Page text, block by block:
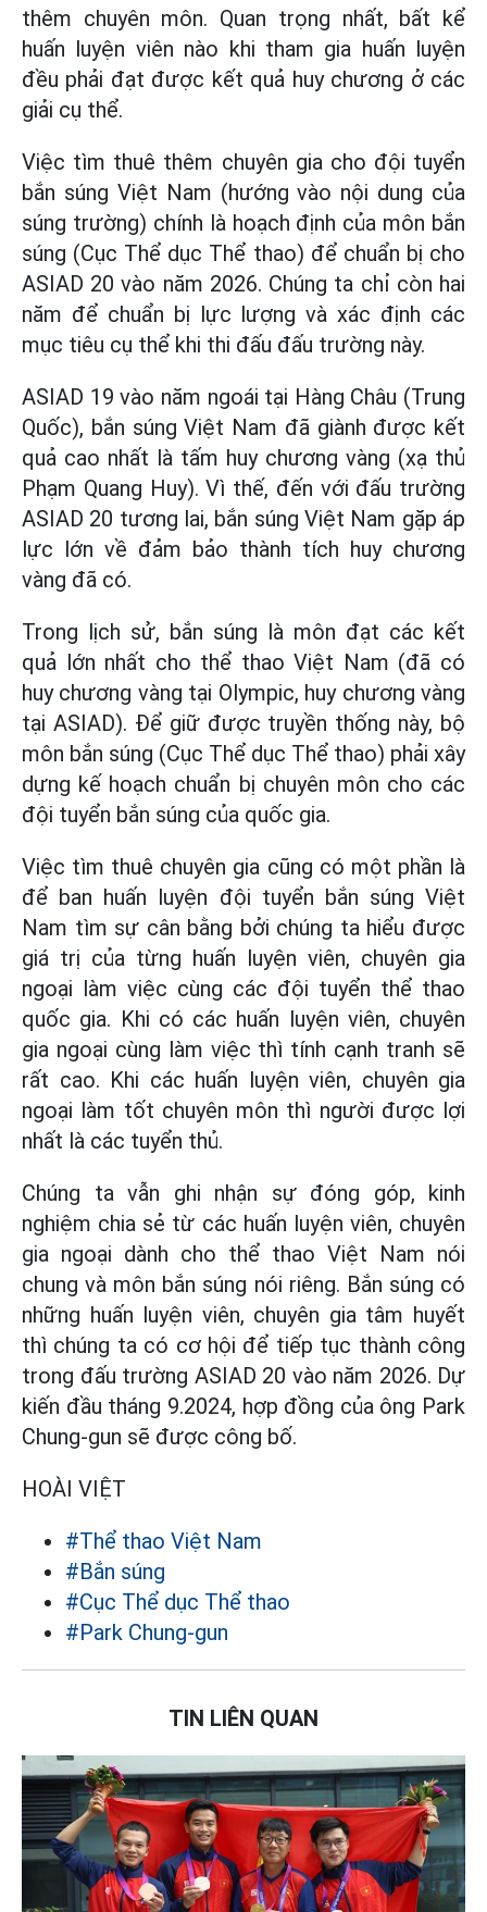
thêm chuyên môn. Quan trọng nhất, bất kể
huấn luyện viên nào khi tham gia huấn luyện
đều phải đạt được kết quả huy chương ở các
giải cụ thể.
Việc tìm thuê thêm chuyên gia cho đội tuyển
bắn súng Việt Nam (hướng vào nội dung của
súng trường) chính là hoạch định của môn bắn
súng (Cục Thể dục Thể thao) để chuẩn bị cho
ASIAD 20 vào năm 2026. Chúng ta chỉ còn hai
năm để chuẩn bị lực lượng và xác định các
mục tiêu cụ thể khi thi đấu đấu trường này.
ASIAD 19 vào năm ngoái tại Hàng Châu (Trung
Quốc), bắn súng Việt Nam đã giành được kết
quả cao nhất là tấm huy chương vàng (xạ thủ
Phạm Quang Huy). Vì thế, đến với đấu trường
ASIAD 20 tương lai, bắn súng Việt Nam gặp áp
lực lớn về đảm bảo thành tích huy chương
vàng đã có.
Trong lịch sử, bắn súng là môn đạt các kết
quả lớn nhất cho thể thao Việt Nam (đã có
huy chương vàng tại Olympic, huy chương vàng
tại ASIAD). Để giữ được truyền thống này, bộ
môn bắn súng (Cục Thể dục Thể thao) phải xây
dựng kế hoạch chuẩn bị chuyên môn cho các
đội tuyển bắn súng của quốc gia.
Việc tìm thuê chuyên gia cũng có một phần là
để ban huấn luyện đội tuyển bắn súng Việt
Nam tìm sự cân bằng bởi chúng ta hiểu được
giá trị của từng huấn luyện viên, chuyên gia
ngoại làm việc cùng các đội tuyển thể thao
quốc gia. Khi có các huấn luyện viên, chuyên
gia ngoại cùng làm việc thì tính cạnh tranh sẽ
rất cao. Khi các huấn luyện viên, chuyên gia
ngoại làm tốt chuyên môn thì người được lợi
nhất là các tuyển thủ.
Chúng ta vẫn ghi nhận sự đóng góp, kinh
nghiệm chia sẻ từ các huấn luyện viên, chuyên
gia ngoại dành cho thể thao Việt Nam nói
chung và môn bắn súng nói riêng. Bắn súng có
những huấn luyện viên, chuyên gia tâm huyết
thì chúng ta có cơ hội để tiếp tục thành công
trong đấu trường ASIAD 20 vào năm 2026. Dự
kiến đầu tháng 9.2024, hợp đồng của ông Park
Chung-gun sẽ được công bố.
HOÀI VIỆT
#Thể thao Việt Nam
#Bắn súng
#Cục Thể dục Thể thao
#Park Chung-gun
TIN LIÊN QUAN